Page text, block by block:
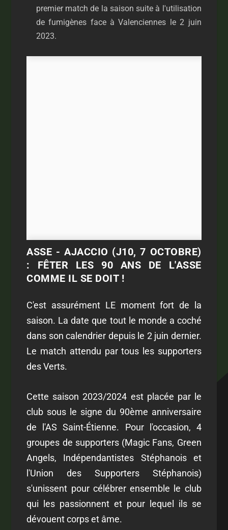
premier match de la saison suite à l'utilisation
de fumigènes face à Valenciennes le 2 juin
2023.
ASSE - AJACCIO (J10, 7 OCTOBRE)
: FÊTER LES 90 ANS DE L'ASSE
COMME IL SE DOIT !
C'est assurément LE moment fort de la
saison. La date que tout le monde a coché
dans son calendrier depuis le 2 juin dernier.
Le match attendu par tous les supporters
des Verts.
Cette saison 2023/2024 est placée par le
club sous le signe du 90ème anniversaire
de l'AS Saint-Étienne. Pour l'occasion, 4
groupes de supporters (Magic Fans, Green
Angels, Indépendantistes Stéphanois et
l'Union des Supporters Stéphanois)
s'unissent pour célébrer ensemble le club
qui les passionnent et pour lequel ils se
dévouent corps et âme.